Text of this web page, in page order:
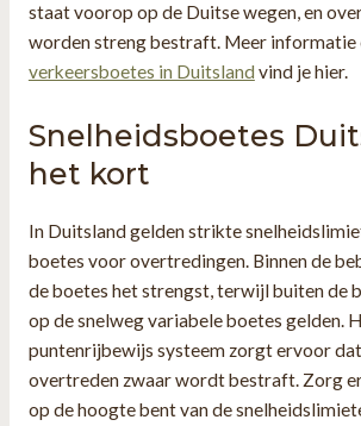
staat voorop op de Duitse wegen, en
worden streng bestraft. Meer informatie
verkeersboetes in Duitsland vind je hier.
Snelheidsboetes
het kort
In Duitsland gelden strikte
boetes voor overtredingen. Binnen de
de boetes het strengst, terwijl buiten de
op de snelweg variabele boetes gelden.
puntenrijbewijs systeem zorgt ervoor
overtreden zwaar wordt bestraft. Zorg
op de hoogte bent van de